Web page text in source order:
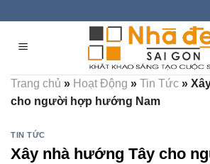
content
Trang chủ » Hoạt Động » Tin Tức »
cho người hợp hướng Nam
TIN TỨC
Xây nhà hướng Tây cho